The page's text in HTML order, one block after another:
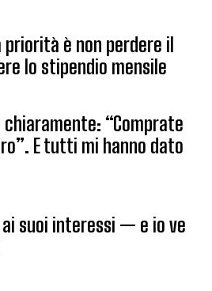
priorità è non perdere il
lo stipendio mensile
“Comprate
E tutti mi hanno dato
ai suoi interessi — e io ve